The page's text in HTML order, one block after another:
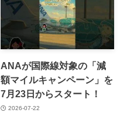
ANAが国際線対象の「減
額マイルキャンペーン」を
7月23日からスタート！
2026-07-22